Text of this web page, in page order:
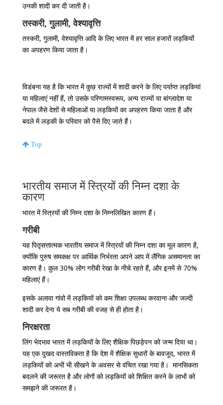
उनकी शादी कर दी जाती है।
तस्करी, गुलामी, वेश्यावृत्ति
तस्करी, गुलामी, वेश्यावृत्ति आदि के लिए भारत में हर साल हजारों लड़कियों
का अपहरण किया जाता है।
विडंबना यह है कि भारत में कुछ राज्यों में शादी करने के लिए पर्याप्त लड़कियां
या महिलाएं नहीं हैं, तो उसके परिणामस्वरूप, अन्य राज्यों या बांग्लादेश या
नेपाल जैसे देशों से महिलाओं या लड़कियों का अपहरण किया जाता है और
बदले में लड़की के परिवार को पैसे दिए जाते हैं।
Top
भारतीय समाज में स्त्रियों की निम्न दशा के
कारण
भारत में स्त्रियों की निम्न दशा के निम्नलिखित कारण हैं।
गरीबी
यह पितृसत्तात्मक भारतीय समाज में स्त्रियों की निम्न दशा का मूल कारण है,
क्योंकि पुरुष समकक्ष पर आर्थिक निर्भरता अपने आप में लैंगिक असमानता का
कारण है। कुल 30% लोग गरीबी रेखा के नीचे रहते हैं, और इनमें से 70%
महिलाएं हैं।
इसके अलावा गांवो में लड़कियों को कम शिक्षा उपलब्ध करवाना और जल्दी
शादी कर देना ये सब गरीबी की वजह से ही होता है।
निरक्षरता
लिंग भेदभाव भारत में लड़कियों के लिए शैक्षिक पिछड़ेपन को जन्म दिया था।
यह एक दुखद वास्तविकता है कि देश में शैक्षिक सुधारों के बावजूद, भारत में
लड़कियों को अभी भी सीखने के अवसर से वंचित रखा गया है। मानसिकता
बदलने की जरूरत है और लोगों को लड़कियों को शिक्षित करने के लाभों को
समझने की जरूरत है।